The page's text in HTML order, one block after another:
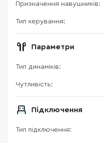
Призначення навушників:
Тип керування:
Параметри
Тип динаміків:
Чутливість:
Підключення
Тип підключення: